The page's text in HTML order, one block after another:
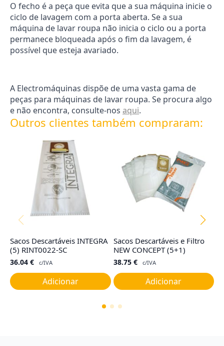
O fecho é a peça que evita que a sua máquina inicie o
ciclo de lavagem com a porta aberta. Se a sua
máquina de lavar roupa não inicia o ciclo ou a porta
permanece bloqueada após o fim da lavagem, é
possível que esteja avariado.
A Electromáquinas dispõe de uma vasta gama de
peças para máquinas de lavar roupa. Se procura algo
e não encontra, consulte-nos aqui.
Outros clientes também compraram:
Sacos Descartáveis INTEGRA
(5) RINT0022-SC
36.04 € c/IVA
Adicionar
Sacos Descartáveis e Filtro
NEW CONCEPT (5+1)
38.75 € c/IVA
Adicionar